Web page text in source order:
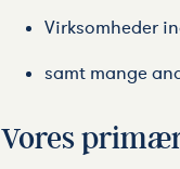
Virksomheder
samt mange
Vores